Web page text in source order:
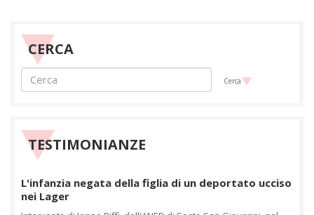
CERCA
Cerca
TESTIMONIANZE
L'infanzia negata della figlia di un deportato ucciso
nei Lager